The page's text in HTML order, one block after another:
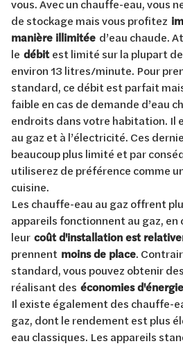
vous. Avec un chauffe-eau, vous
de stockage mais vous profitez
manière illimitée d’eau chaude.
le débitest limité sur la plupart
environ 13 litres/minute. Pour
standard, ce débit est parfait
faible en cas de demande d’eau
endroits dans votre habitation. Il
au gaz et à l’électricité. Ces
beaucoup plus limité et par
utiliserez de préférence comme
cuisine.
Les chauffe-eau au gaz offrent
appareils fonctionnent au gaz, en
leur coût d'installation est
prennent moins de place.
standard, vous pouvez obtenir des
réalisant des économies
Il existe également des chauffe-
gaz, dont le rendement est plus
eau classiques. Les appareils